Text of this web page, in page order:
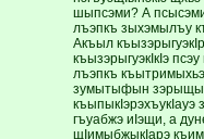
шыпсэми? А
лъэпкъ зыхэмылъу
Акъыл
къызэрыгуэкIкIэ
лъэпкъ
зумытыфын
къыпыкIэрэхъукIауэ
гъуабжэ иIэщи, а
щIимыбжыкIарэ